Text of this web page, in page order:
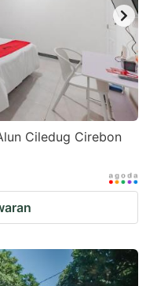
the
keyboard
shortcuts
for
changing
Ciledug Cirebon